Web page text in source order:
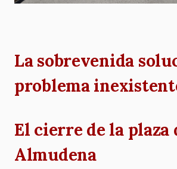
La sobrevenida
problema
El cierre de la plaza
Almudena